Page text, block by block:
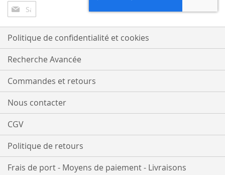
Inscription
à
notre
lettre
d’information
:
Politique de confidentialité et cookies
Recherche Avancée
Commandes et retours
Nous contacter
CGV
Politique de retours
Frais de port - Moyens de paiement - Livraisons